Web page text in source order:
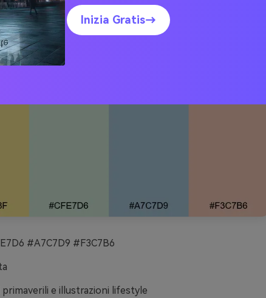
#A7C7D9 #F3C7B6
e illustrazioni lifestyle
Inizia Gratis→